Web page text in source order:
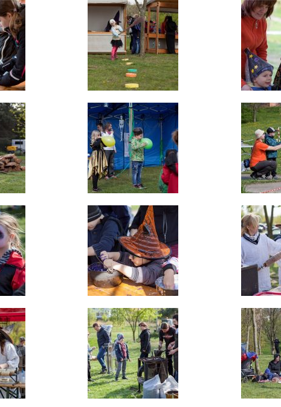
zpracováváme
souhrnně,
bez použití
identifikátorů,
které ukazují
na konkrétní
uživatelé
našeho webu.
Pokud
vypnete
používání
analytických
cookies ve
vztahu k Vaší
návštěvě,
ztrácíme
možnost
analýzy
výkonu a
optimalizace
opatření.
Personalizované
soubory cookie
Používáme rovněž
soubory cookie a
další technologie,
abychom
webové stránky
potřebám a zájmům
našich návštěvníků.
Reklamní
cookies
Reklamní cookies